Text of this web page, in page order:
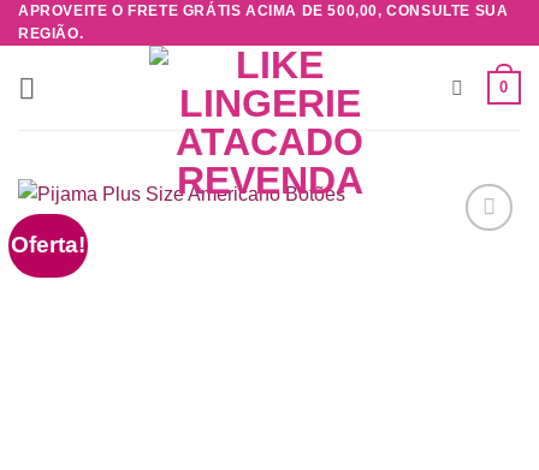
Skip
to
content
APROVEITE O FRETE GRÁTIS ACIMA DE 500,00, CONSULTE SUA
REGIÃO.
0
Oferta!